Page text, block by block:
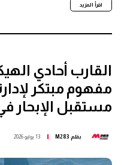
اقرأ المزيد
القارب أحادي
مفهوم مبتكر
مستقبل الإبحار
بقلم M283 13 يوليو 2026